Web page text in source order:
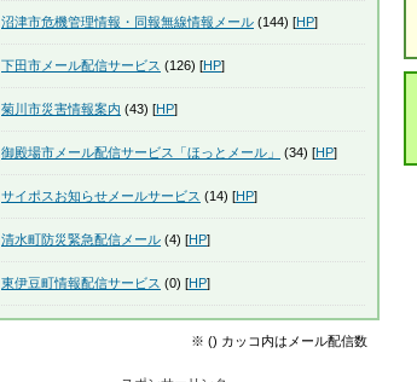
沼津市危機管理情報・同報無線情報メール (144) [HP]
下田市メール配信サービス (126) [HP]
菊川市災害情報案内 (43) [HP]
御殿場市メール配信サービス「ほっとメール」 (34) [HP]
サイポスお知らせメールサービス (14) [HP]
清水町防災緊急配信メール (4) [HP]
東伊豆町情報配信サービス (0) [HP]
※ () カッコ内はメール配信数